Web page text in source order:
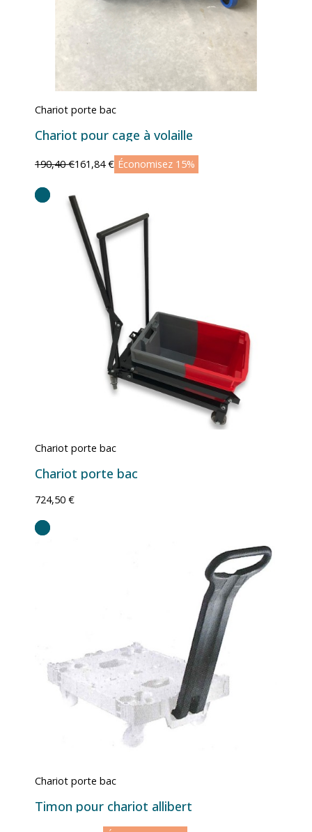
Chariot porte bac
Chariot pour cage à volaille
190,40 €161,84 € Économisez 15%
Chariot porte bac
Chariot porte bac
724,50 €
Chariot porte bac
Timon pour chariot allibert